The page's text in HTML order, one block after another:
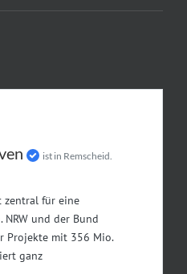
ist in Remscheid.
zentral für eine
und der Bund
Projekte mit 356 Mio.
ganz